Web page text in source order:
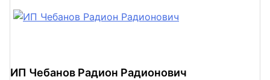
ИП Чебанов Радион Радионович